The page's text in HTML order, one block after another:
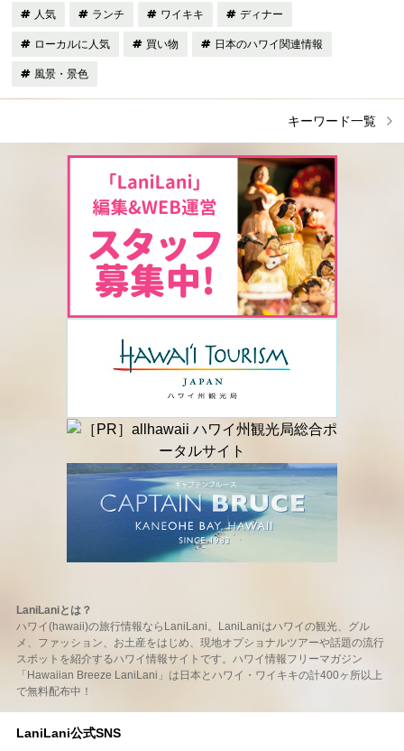
人気 ランチ ワイキキ ディナー
ローカルに人気 買い物 日本のハワイ関連情報
風景・景色
キーワード一覧
LaniLaniとは？
ハワイ(hawaii)の旅行情報ならLaniLani。LaniLaniはハワイの観光、グル
メ、ファッション、お土産をはじめ、現地オプショナルツアーや話題の流行
スポットを紹介するハワイ情報サイトです。ハワイ情報フリーマガジン
「Hawaiian Breeze LaniLani」は日本とハワイ・ワイキキの計400ヶ所以上
で無料配布中！
LaniLani公式SNS